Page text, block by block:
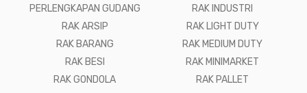
PERLENGKAPAN GUDANG
RAK ARSIP
RAK BARANG
RAK BESI
RAK GONDOLA
RAK INDUSTRI
RAK LIGHT DUTY
RAK MEDIUM DUTY
RAK MINIMARKET
RAK PALLET